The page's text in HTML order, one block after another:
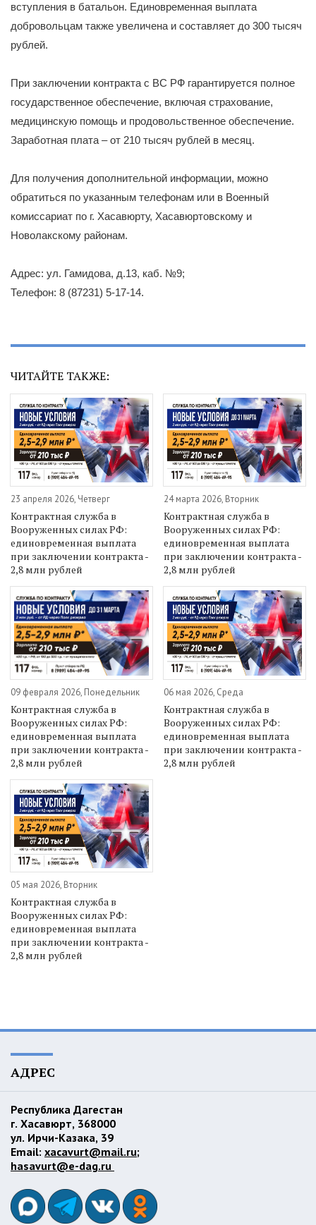
вступления в батальон. Единовременная выплата
добровольцам также увеличена и составляет до 300 тысяч
рублей.
При заключении контракта с ВС РФ гарантируется полное
государственное обеспечение, включая страхование,
медицинскую помощь и продовольственное обеспечение.
Заработная плата – от 210 тысяч рублей в месяц.
Для получения дополнительной информации, можно
обратиться по указанным телефонам или в Военный
комиссариат по г. Хасавюрту, Хасавюртовскому и
Новолакскому районам.
Адрес: ул. Гамидова, д.13, каб. №9;
Телефон: 8 (87231) 5-17-14.
ЧИТАЙТЕ ТАКЖЕ:
23 апреля 2026, Четверг
Контрактная служба в
Вооруженных силах РФ:
единовременная выплата
при заключении контракта -
2,8 млн рублей
24 марта 2026, Вторник
Контрактная служба в
Вооруженных силах РФ:
единовременная выплата
при заключении контракта -
2,8 млн рублей
09 февраля 2026, Понедельник
Контрактная служба в
Вооруженных силах РФ:
единовременная выплата
при заключении контракта -
2,8 млн рублей
06 мая 2026, Среда
Контрактная служба в
Вооруженных силах РФ:
единовременная выплата
при заключении контракта -
2,8 млн рублей
05 мая 2026, Вторник
Контрактная служба в
Вооруженных силах РФ:
единовременная выплата
при заключении контракта -
2,8 млн рублей
АДРЕС
Республика Дагестан
г. Хасавюрт, 368000
ул. Ирчи-Казака, 39
Email: xacavurt@mail.ru;
hasavurt@e-dag.ru